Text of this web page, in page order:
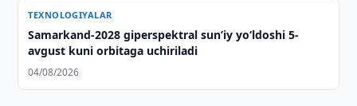
TEXNOLOGIYALAR
Samarkand-2028 giperspektral sun’iy yo‘ldoshi 5-
avgust kuni orbitaga uchiriladi
04/08/2026